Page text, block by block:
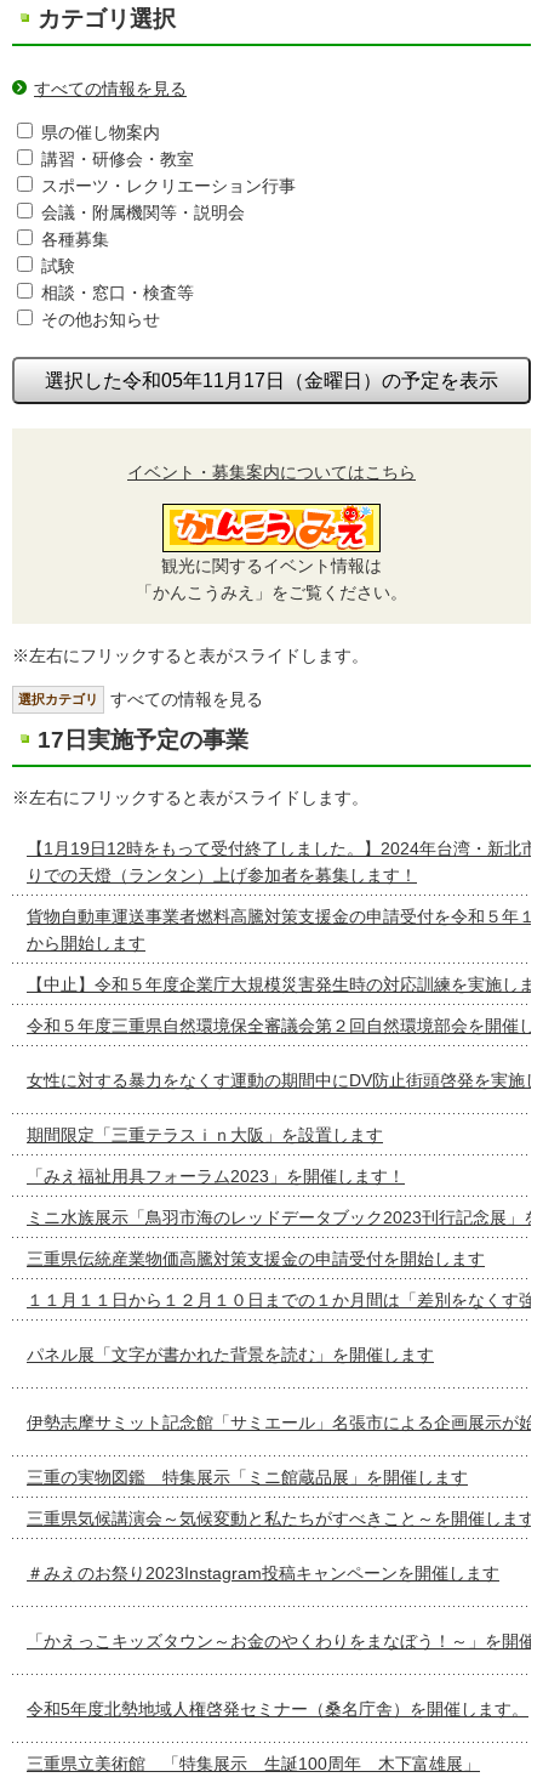
カテゴリ選択
すべての情報を見る
県の催し物案内
講習・研修会・教室
スポーツ・レクリエーション行事
会議・附属機関等・説明会
各種募集
試験
相談・窓口・検査等
その他お知らせ
選択した令和05年11月17日（金曜日）の予定を表示
イベント・募集案内についてはこちら
観光に関するイベント情報は
「かんこうみえ」をご覧ください。
※左右にフリックすると表がスライドします。
選択カテゴリ すべての情報を見る
17日実施予定の事業
※左右にフリックすると表がスライドします。
【1月19日12時をもって受付終了しました。】2024年台湾・新北
りでの天燈（ランタン）上げ参加者を募集します！
貨物自動車運送事業者燃料高騰対策支援金の申請受付を令和５年１
から開始します
【中止】令和５年度企業庁大規模災害発生時の対応訓練を実施しま
令和５年度三重県自然環境保全審議会第２回自然環境部会を開催し
女性に対する暴力をなくす運動の期間中にDV防止街頭啓発を実施
期間限定「三重テラスｉｎ大阪」を設置します
「みえ福祉用具フォーラム2023」を開催します！
ミニ水族展示「鳥羽市海のレッドデータブック2023刊行記念展」
三重県伝統産業物価高騰対策支援金の申請受付を開始します
１１月１１日から１２月１０日までの１か月間は「差別をなくす強
パネル展「文字が書かれた背景を読む」を開催します
伊勢志摩サミット記念館「サミエール」名張市による企画展示が始
三重の実物図鑑 特集展示「ミニ館蔵品展」を開催します
三重県気候講演会～気候変動と私たちがすべきこと～を開催します
＃みえのお祭り2023Instagram投稿キャンペーンを開催します
「かえっこキッズタウン～お金のやくわりをまなぼう！～」を開催
令和5年度北勢地域人権啓発セミナー（桑名庁舎）を開催します。
三重県立美術館 「特集展示 生誕100周年 木下富雄展」